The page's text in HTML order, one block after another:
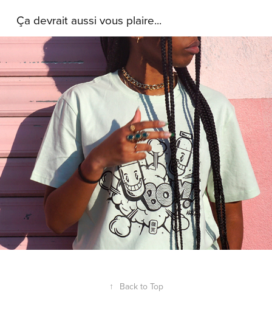
Ça devrait aussi vous plaire...
Kekli X Capsule Wear
↑ Back to Top